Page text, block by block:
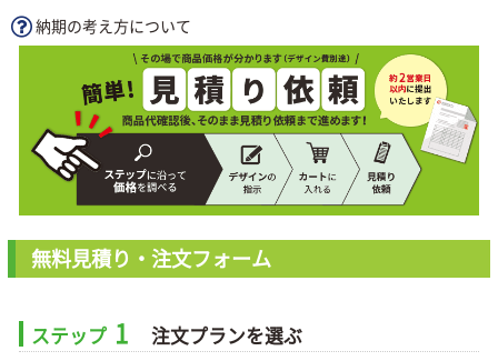
納期の考え方について
無料見積り・注文フォーム
ステップ 1 注文プランを選ぶ